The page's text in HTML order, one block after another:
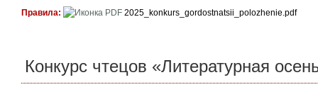
Правила: 2025_konkurs_gordostnatsii_polozhenie.pdf
Конкурс чтецов «Литературная